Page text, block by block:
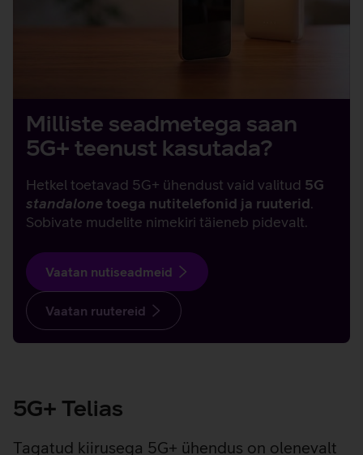
Milliste seadmetega saan
5G+ teenust kasutada?
Hetkel toetavad 5G+ ühendust vaid valitud 5G
standalonetoega nutitelefonid ja ruuterid.
Sobivate mudelite nimekiri täieneb pidevalt.
Vaatan nutiseadmeid
Vaatan ruutereid
5G+ Telias
Tagatud kiirusega 5G+ ühendus on olenevalt